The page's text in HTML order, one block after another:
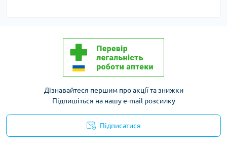
Дізнавайтеся першим про акції та знижки
Підпишіться на нашу e-mail розсилку
Підписатися